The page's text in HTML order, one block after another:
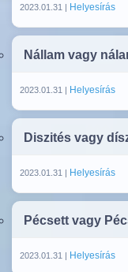
2023.01.31 | Helyesírás
Nállam vagy
2023.01.31 | Helyesírás
Diszités vagy
2023.01.31 | Helyesírás
Pécsett vagy
2023.01.31 | Helyesírás